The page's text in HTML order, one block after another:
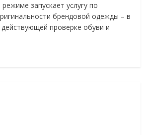
запускает услугу по
брендовой одежды – в
проверке обуви и